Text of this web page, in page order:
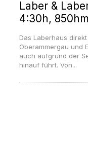
Laber &
4:30h,
Das Laberhaus
Oberammergau und
auch aufgrund der
hinauf führt. Von...